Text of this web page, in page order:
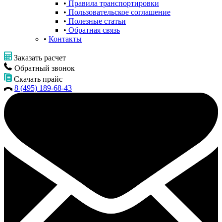
Правила транспортировки
Пользовательское соглашение
Полезные статьи
Обратная связь
Контакты
Заказать расчет
Обратный звонок
Скачать прайс
8 (495) 189-68-43